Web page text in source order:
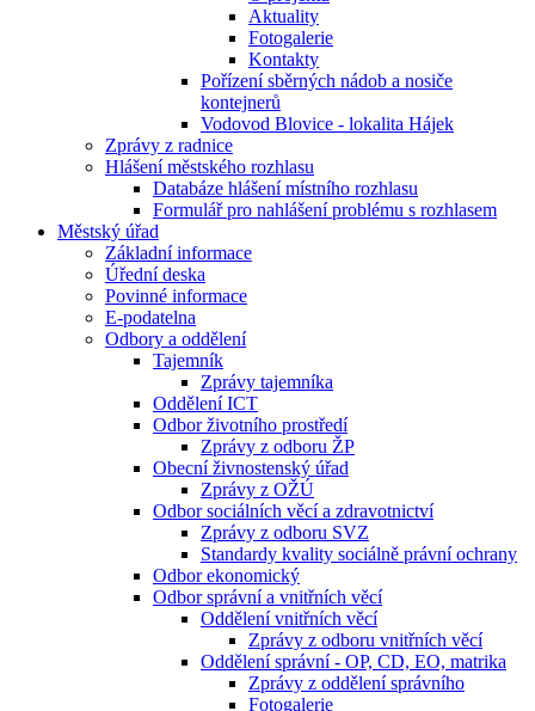
Aktuality
Fotogalerie
Kontakty
Pořízení sběrných nádob a nosiče
kontejnerů
Vodovod Blovice - lokalita Hájek
Zprávy z radnice
Hlášení městského rozhlasu
Databáze hlášení místního rozhlasu
Formulář pro nahlášení problému s rozhlasem
Městský úřad
Základní informace
Úřední deska
Povinné informace
E-podatelna
Odbory a oddělení
Tajemník
Zprávy tajemníka
Oddělení ICT
Odbor životního prostředí
Zprávy z odboru ŽP
Obecní živnostenský úřad
Zprávy z OŽÚ
Odbor sociálních věcí a zdravotnictví
Zprávy z odboru SVZ
Standardy kvality sociálně právní ochrany
Odbor ekonomický
Odbor správní a vnitřních věcí
Oddělení vnitřních věcí
Zprávy z odboru vnitřních věcí
Oddělení správní - OP, CD, EO, matrika
Zprávy z oddělení správního
Fotogalerie